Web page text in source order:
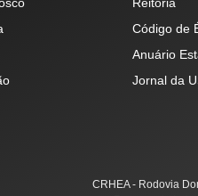
Código de
Anuário
Jornal da
CRHEA - Rodovia